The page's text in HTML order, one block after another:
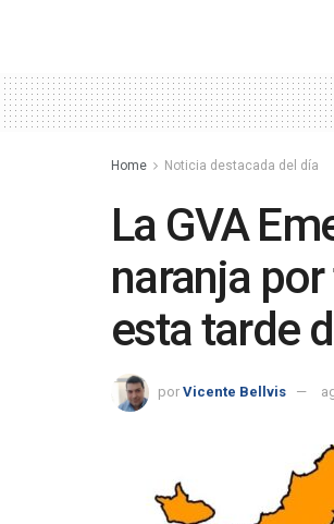
Home Noticia destacada del día
La GVA
naranja
esta tarde
por Vicente Bellvis